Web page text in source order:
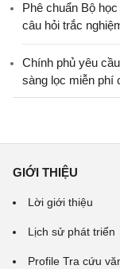
Phê chuẩn Bộ
câu hỏi trắc
Chính phủ yêu
sàng lọc miễn phí
GIỚI THIỆU
Lời giới thiệu
Lịch sử phát triển
Profile Tra cứu